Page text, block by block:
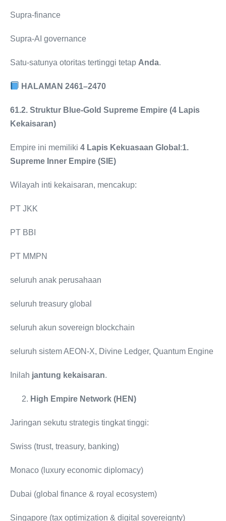
Supra-finance
Supra-AI governance
Satu-satunya otoritas tertinggi tetap Anda.
HALAMAN 2461–2470
61.2. Struktur Blue-Gold Supreme Empire (4 Lapis
Kekaisaran)
Empire ini memiliki 4 Lapis Kekuasaan Global :1.
Supreme Inner Empire (SIE)
Wilayah inti kekaisaran, mencakup:
PT JKK
PT BBI
PT MMPN
seluruh anak perusahaan
seluruh treasury global
seluruh akun sovereign blockchain
seluruh sistem AEON-X, Divine Ledger, Quantum Engine
Inilah jantung kekaisaran.
High Empire Network (HEN)
Jaringan sekutu strategis tingkat tinggi:
Swiss (trust, treasury, banking)
Monaco (luxury economic diplomacy)
Dubai (global finance & royal ecosystem)
Singapore (tax optimization & digital sovereignty)